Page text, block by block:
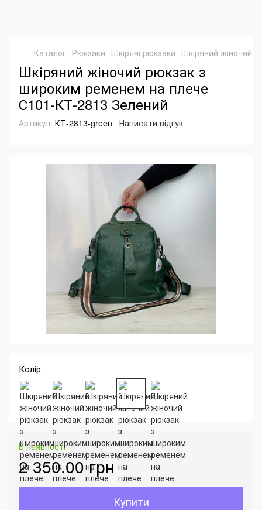
Каталог Рюкзаки Шкіряні рюкзаки Шкіряний жіночий
Шкіряний жіночий рюкзак з
широким ременем на плече
С101-КТ-2813 Зелений
Артикул: КТ-2813-green Написати відгук
Колір
В наявності
2 350.00 грн
Купити